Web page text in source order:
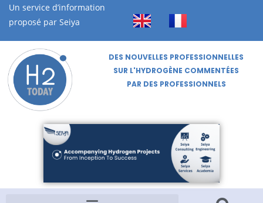
Un service d’information
proposé par Seiya
DES NOUVELLES PROFESSIONNELLES
SUR L'HYDROGÈNE COMMENTÉES
PAR DES PROFESSIONNELS